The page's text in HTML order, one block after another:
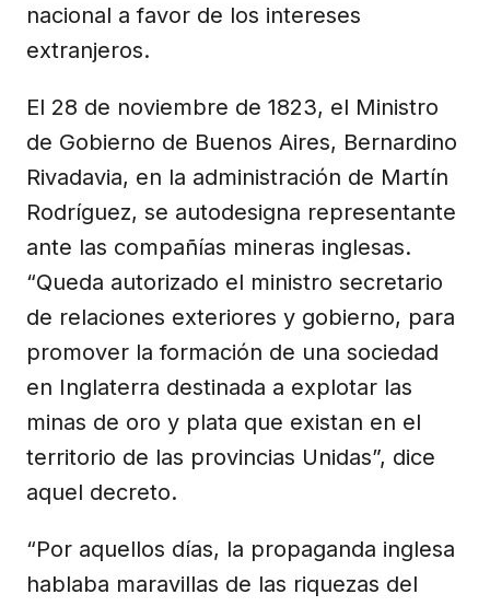
nacional a favor de los intereses
extranjeros.
El 28 de noviembre de 1823, el Ministro
de Gobierno de Buenos Aires, Bernardino
Rivadavia, en la administración de Martín
Rodríguez, se autodesigna representante
ante las compañías mineras inglesas.
“Queda autorizado el ministro secretario
de relaciones exteriores y gobierno, para
promover la formación de una sociedad
en Inglaterra destinada a explotar las
minas de oro y plata que existan en el
territorio de las provincias Unidas”, dice
aquel decreto.
“Por aquellos días, la propaganda inglesa
hablaba maravillas de las riquezas del